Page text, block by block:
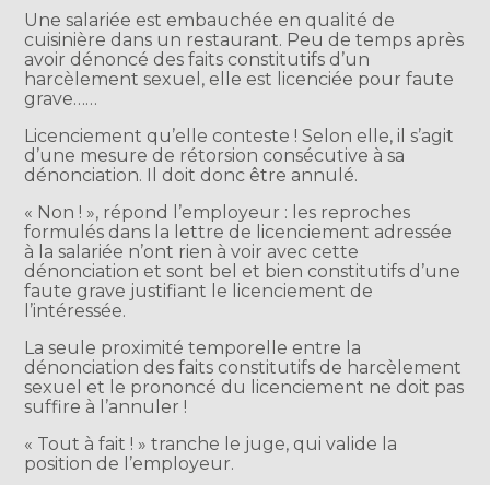
Une salariée est embauchée en qualité de
cuisinière dans un restaurant. Peu de temps après
avoir dénoncé des faits constitutifs d’un
harcèlement sexuel, elle est licenciée pour faute
grave……
Licenciement qu’elle conteste ! Selon elle, il s’agit
d’une mesure de rétorsion consécutive à sa
dénonciation. Il doit donc être annulé.
« Non ! », répond l’employeur : les reproches
formulés dans la lettre de licenciement adressée
à la salariée n’ont rien à voir avec cette
dénonciation et sont bel et bien constitutifs d’une
faute grave justifiant le licenciement de
l’intéressée.
La seule proximité temporelle entre la
dénonciation des faits constitutifs de harcèlement
sexuel et le prononcé du licenciement ne doit pas
suffire à l’annuler !
« Tout à fait ! » tranche le juge, qui valide la
position de l’employeur.